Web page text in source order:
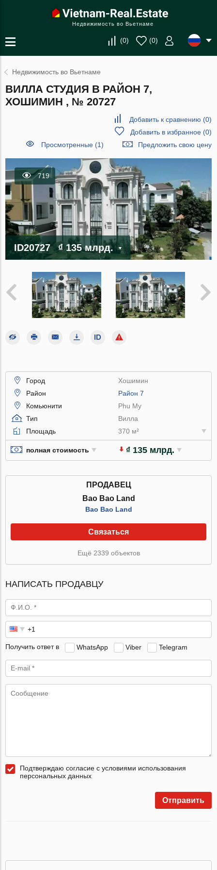
Недвижимость во Вьетнаме
(0) (0)
Недвижимость во Вьетнаме
ВИЛЛА СТУДИЯ В РАЙОН 7,
ХОШИМИН , № 20727
Добавить к сравнению (0)
Добавить в избранное(0)
Просмотренные (1)
Предложить свою цену
719
ID20727 ₫ 135 млрд.
Город
Хошимин
Район
Район 7
Комьюнити
Phu My
Тип
Вилла
Площадь
370 м²
полная стоимость ₫ 135 млрд.
ПРОДАВЕЦ
Bao Bao Land
Bao Bao Land
Связаться
Ещё 2339 объектов
НАПИСАТЬ ПРОДАВЦУ
Получить ответ в WhatsApp Viber Telegram
Подтверждаю согласие с условиями использования
персональных данных
Отправить